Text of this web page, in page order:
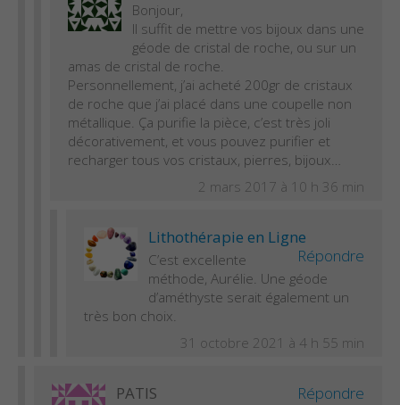
Bonjour,
Il suffit de mettre vos bijoux dans une
géode de cristal de roche, ou sur un
amas de cristal de roche.
Personnellement, j’ai acheté 200gr de cristaux
de roche que j’ai placé dans une coupelle non
métallique. Ça purifie la pièce, c’est très joli
décorativement, et vous pouvez purifier et
recharger tous vos cristaux, pierres, bijoux…
2 mars 2017 à 10 h 36 min
Lithothérapie en Ligne
Répondre
C’est excellente
méthode, Aurélie. Une géode
d’améthyste serait également un
très bon choix.
31 octobre 2021 à 4 h 55 min
PATIS Répondre